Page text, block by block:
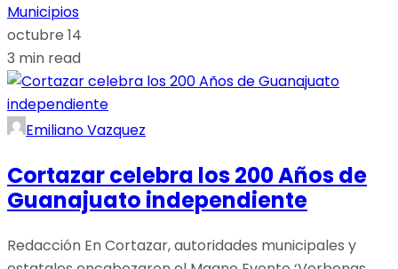
Municipios
octubre 14
3 min read
Emiliano Vazquez
Cortazar celebra los 200 Años de
Guanajuato independiente
Redacción En Cortazar, autoridades municipales y